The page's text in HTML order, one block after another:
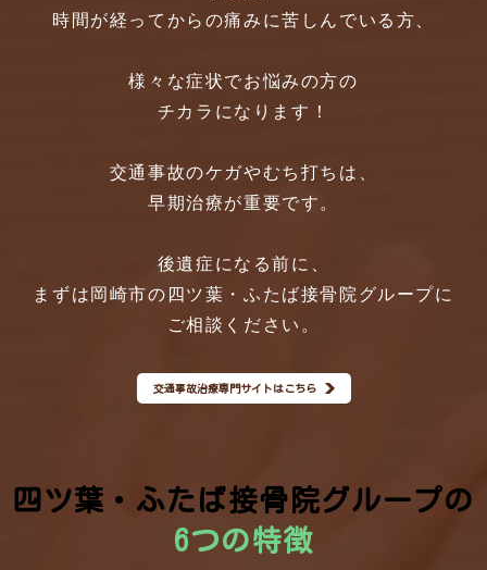
時間が経ってからの痛みに苦しんでいる方、
様々な症状でお悩みの方の
チカラになります！
交通事故のケガやむち打ちは、
早期治療が重要です。
後遺症になる前に、
まずは岡崎市の四ツ葉・ふたば接骨院グループに
ご相談ください。
交通事故治療専門サイトはこちら
四ツ葉・ふたば接骨院グループの
6つの特徴